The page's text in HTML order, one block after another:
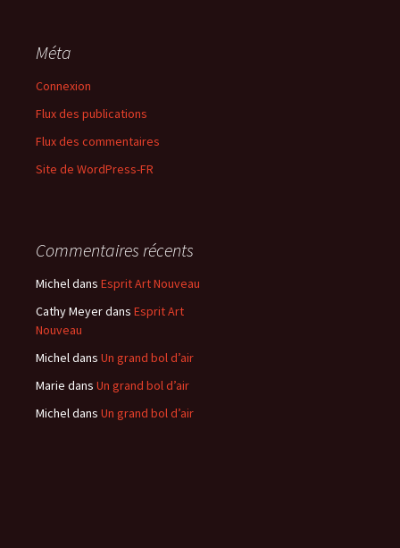
Méta
Connexion
Flux des publications
Flux des commentaires
Site de WordPress-FR
Commentaires récents
Micheldans Esprit Art Nouveau
Cathy Meyerdans Esprit Art
Nouveau
Micheldans Un grand bol d’air
Marie dans Un grand bol d’air
Micheldans Un grand bol d’air